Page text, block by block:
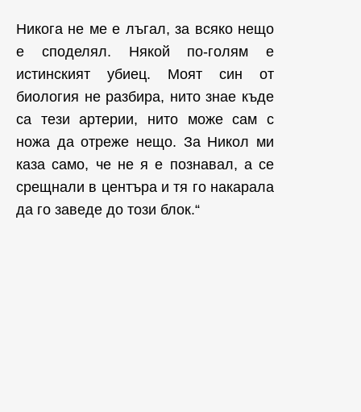
Никога не ме е лъгал, за всяко нещо
е споделял. Някой по-голям е
истинският убиец. Моят син от
биология не разбира, нито знае къде
са тези артерии, нито може сам с
ножа да отреже нещо. За Никол ми
каза само, че не я е познавал, а се
срещнали в центъра и тя го накарала
да го заведе до този блок.“